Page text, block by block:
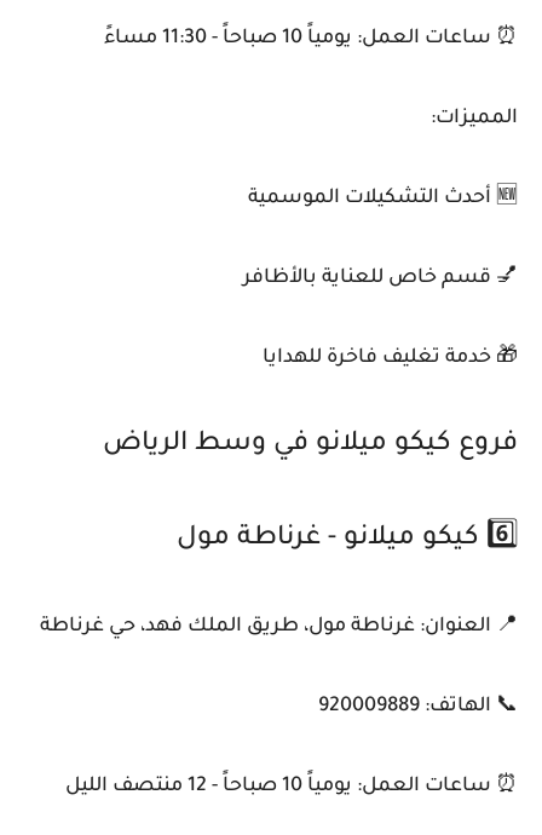
⏰ ساعات العمل: يومياً 10 صباحاً - 11:30 مساءً
المميزات:
🆕 أحدث التشكيلات الموسمية
💅 قسم خاص للعناية بالأظافر
🎁 خدمة تغليف فاخرة للهدايا
فروع كيكو ميلانو في وسط الرياض
6️⃣ كيكو ميلانو - غرناطة مول
📍 العنوان: غرناطة مول، طريق الملك فهد، حي غرناطة
📞 الهاتف: 920009889
⏰ ساعات العمل: يومياً 10 صباحاً - 12 منتصف الليل